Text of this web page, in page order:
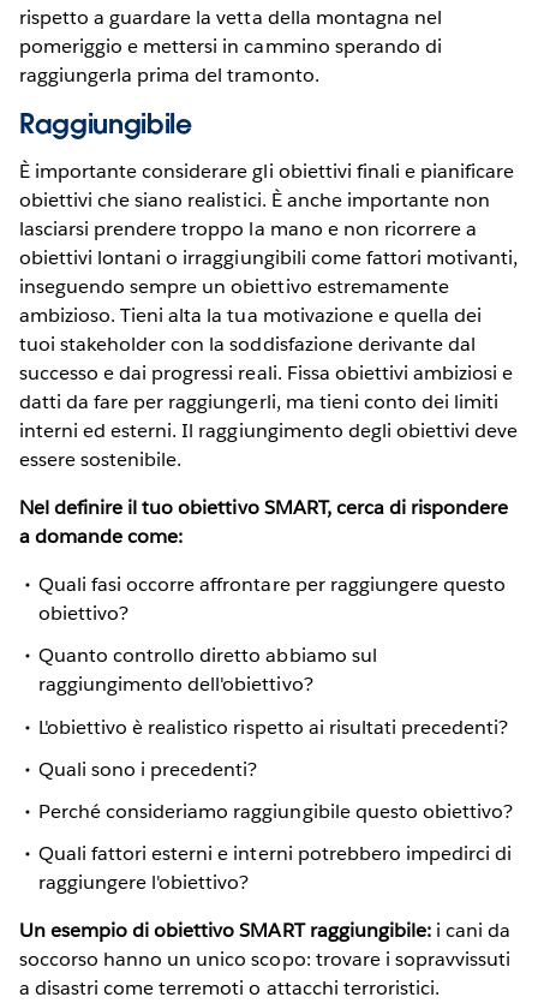
rispetto a guardare la vetta della montagna nel
pomeriggio e mettersi in cammino sperando di
raggiungerla prima del tramonto.
Raggiungibile
È importante considerare gli obiettivi finali e pianificare
obiettivi che siano realistici. È anche importante non
lasciarsi prendere troppo la mano e non ricorrere a
obiettivi lontani o irraggiungibili come fattori motivanti,
inseguendo sempre un obiettivo estremamente
ambizioso. Tieni alta la tua motivazione e quella dei
tuoi stakeholder con la soddisfazione derivante dal
successo e dai progressi reali. Fissa obiettivi ambiziosi e
datti da fare per raggiungerli, ma tieni conto dei limiti
interni ed esterni. Il raggiungimento degli obiettivi deve
essere sostenibile.
Nel definire il tuo obiettivo SMART, cerca di rispondere
a domande come:
Quali fasi occorre affrontare per raggiungere questo
obiettivo?
Quanto controllo diretto abbiamo sul
raggiungimento dell'obiettivo?
L'obiettivo è realistico rispetto ai risultati precedenti?
Quali sono i precedenti?
Perché consideriamo raggiungibile questo obiettivo?
Quali fattori esterni e interni potrebbero impedirci di
raggiungere l'obiettivo?
Un esempio di obiettivo SMART raggiungibile:i cani da
soccorso hanno un unico scopo: trovare i sopravvissuti
a disastri come terremoti o attacchi terroristici.